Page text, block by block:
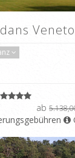
Veneto
ab